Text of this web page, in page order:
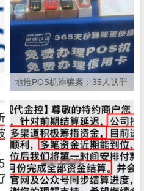
地推POS机诈骗案：35人认罪
与自保指南